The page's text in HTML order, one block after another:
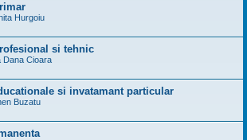
Hurgoiu
si tehnic
Dana Cioara
si invatamant particular
Buzatu